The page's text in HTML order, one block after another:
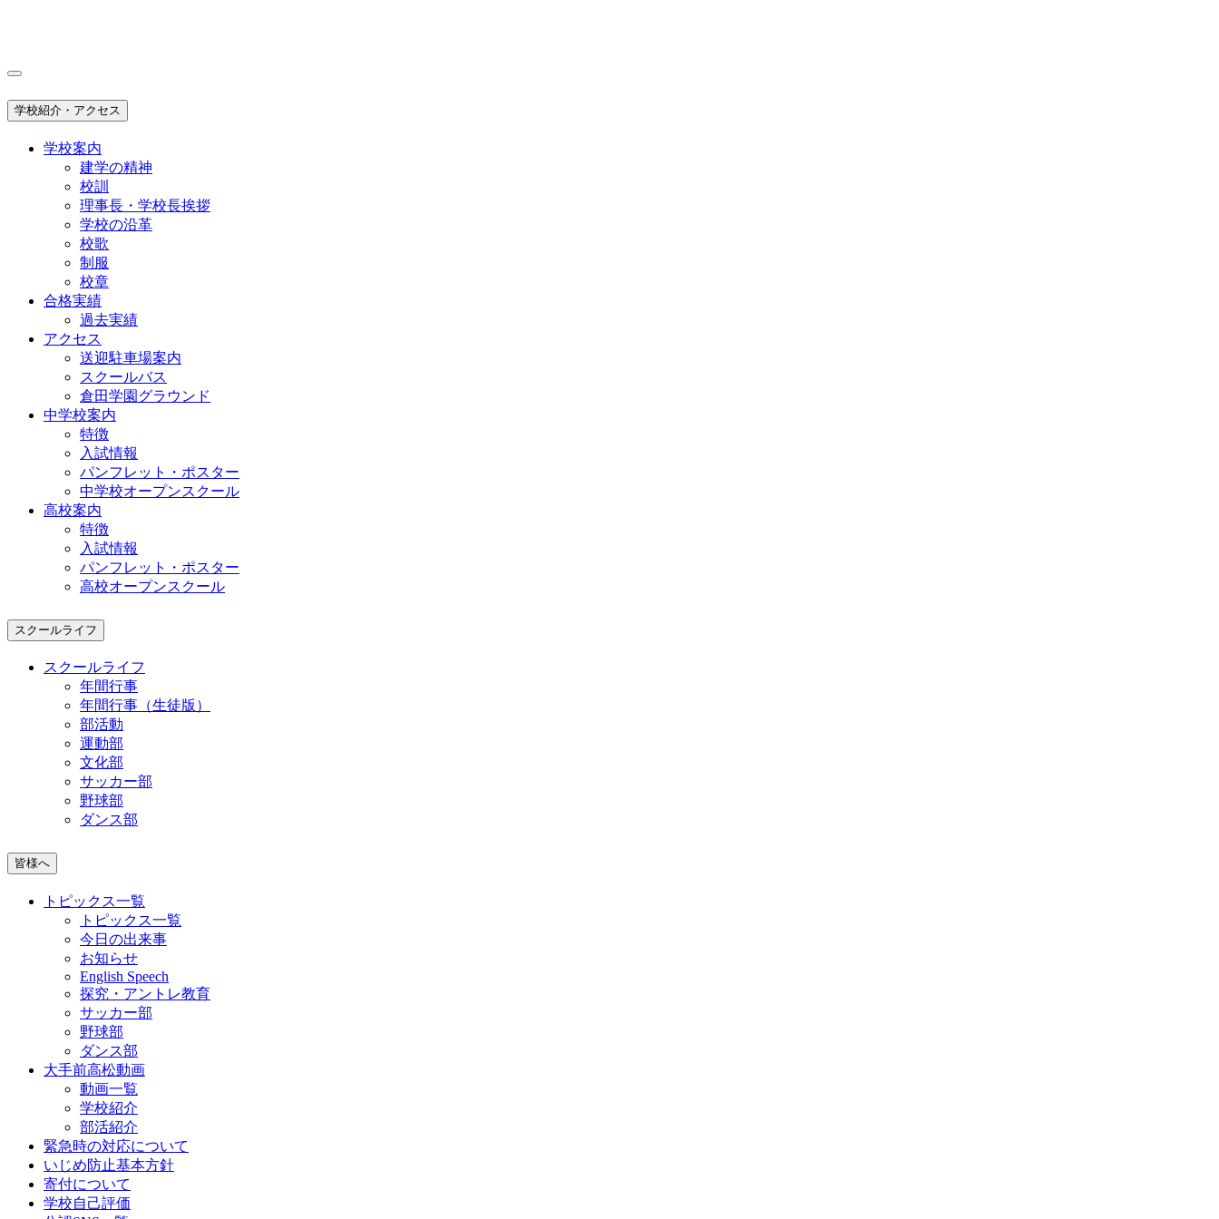
学校紹介・アクセス
学校案内
建学の精神
校訓
理事長・学校長挨拶
学校の沿革
校歌
制服
校章
合格実績
過去実績
アクセス
送迎駐車場案内
スクールバス
倉田学園グラウンド
中学校案内
特徴
入試情報
パンフレット・ポスター
中学校オープンスクール
高校案内
特徴
入試情報
パンフレット・ポスター
高校オープンスクール
スクールライフ
スクールライフ
年間行事
年間行事（生徒版）
部活動
運動部
文化部
サッカー部
野球部
ダンス部
皆様へ
トピックス一覧
トピックス一覧
今日の出来事
お知らせ
English Speech
探究・アントレ教育
サッカー部
野球部
ダンス部
大手前高松動画
動画一覧
学校紹介
部活紹介
緊急時の対応について
いじめ防止基本方針
寄付について
学校自己評価